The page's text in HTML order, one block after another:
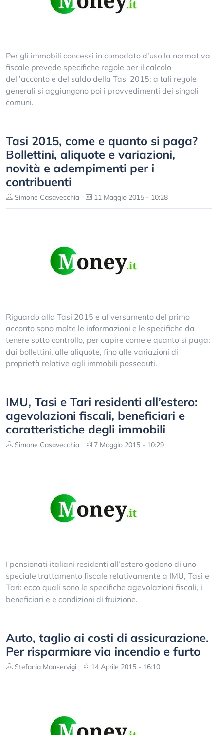
Per gli immobili concessi in comodato d’uso la normativa
fiscale prevede specifiche regole per il calcolo
dell’acconto e del saldo della Tasi 2015; a tali regole
generali si aggiungono poi i provvedimenti dei singoli
comuni.
Tasi 2015, come e quanto si paga?
Bollettini, aliquote e variazioni,
novità e adempimenti per i
contribuenti
Simone Casavecchia 11 Maggio 2015 - 10:28
Riguardo alla Tasi 2015 e al versamento del primo
acconto sono molte le informazioni e le specifiche da
tenere sotto controllo, per capire come e quanto si paga:
dai bollettini, alle aliquote, fino alle variazioni di
proprietà relative agli immobili posseduti.
IMU, Tasi e Tari residenti all’estero:
agevolazioni fiscali, beneficiari e
caratteristiche degli immobili
Simone Casavecchia 7 Maggio 2015 - 10:29
I pensionati italiani residenti all’estero godono di uno
speciale trattamento fiscale relativamente a IMU, Tasi e
Tari: ecco quali sono le specifiche agevolazioni fiscali, i
beneficiari e e condizioni di fruizione.
Auto, taglio ai costi di assicurazione.
Per risparmiare via incendio e furto
Stefania Manservigi 14 Aprile 2015 - 16:10